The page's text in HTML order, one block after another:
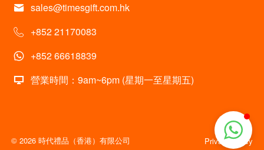
sales@timesgift.com.hk
+852 21170083
+852 66618839
營業時間：9am~6pm (星期一至星期五)
© 2026 時代禮品（香港）有限公司 Privacy policy